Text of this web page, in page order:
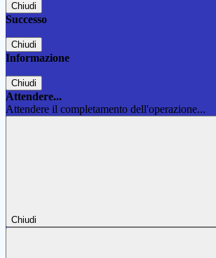
Chiudi
Successo
Chiudi
Informazione
Chiudi
Attendere...
Attendere il completamento dell'operazione...
Chiudi